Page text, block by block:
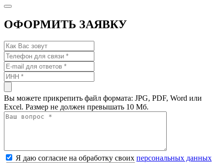
ОФОРМИТЬ ЗАЯВКУ
Вы можете прикрепить файл формата: JPG, PDF, Word или
Excel. Размер не должен превышать 10 Мб.
Я даю согласие на обработку своих персональных данных